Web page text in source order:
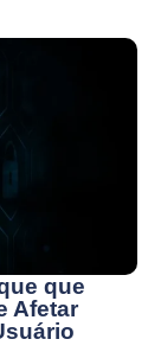
que
Afetar